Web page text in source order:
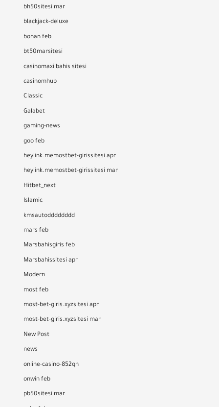
bh50sitesi mar
blackjack-deluxe
bonan feb
bt50marsitesi
casinomaxi bahis sitesi
casinomhub
Classic
Galabet
gaming-news
goo feb
heylink.memostbet-girissitesi apr
heylink.memostbet-girissitesi mar
Hitbet_next
Islamic
kmsautodddddddd
mars feb
Marsbahisgiris feb
Marsbahissitesi apr
Modern
most feb
most-bet-giris.xyzsitesi apr
most-bet-giris.xyzsitesi mar
New Post
news
online-casino-852qh
onwin feb
pb50sitesi mar